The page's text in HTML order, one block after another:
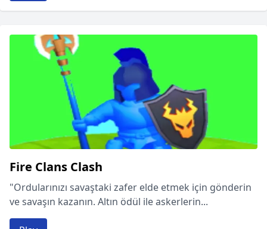
Fire Clans Clash
"Ordularınızı savaştaki zafer elde etmek için gönderin
ve savaşın kazanın. Altın ödül ile askerlerin...